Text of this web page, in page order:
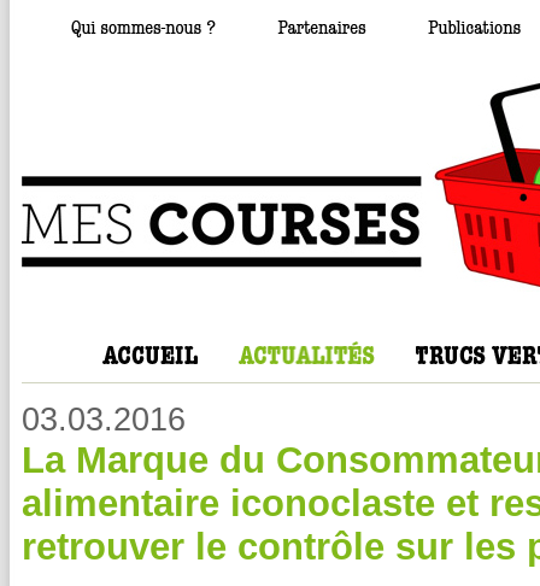
03.03.2016
La Marque du
alimentaire iconoclaste et
retrouver le contrôle sur les